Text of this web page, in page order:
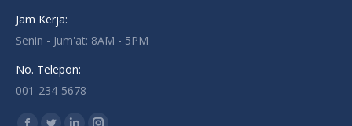
Jam Kerja:
Senin - Jum'at: 8AM - 5PM
No. Telepon:
001-234-5678
Find us on: